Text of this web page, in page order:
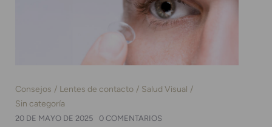
Consejos Lentes de contacto
Salud Visual
Sin categoría
20 DE MAYO DE 2025
0 COMENTARIOS